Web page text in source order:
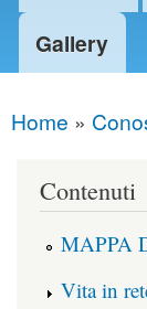
Gallery
You are here
Home »
Contenuti
MAPPA
Vita in